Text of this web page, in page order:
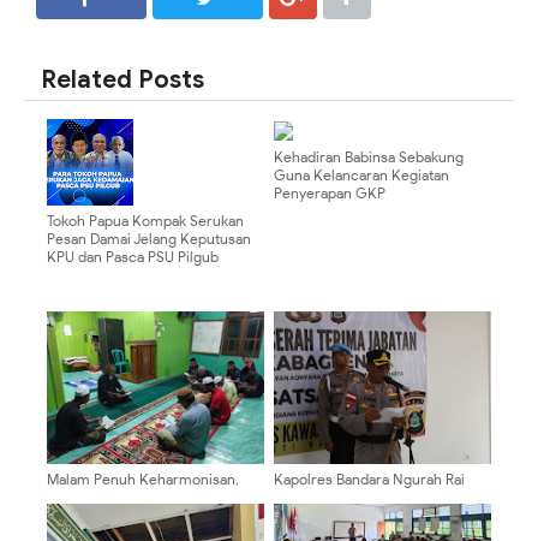
Related Posts
Tokoh Papua Kompak Serukan
Pesan Damai Jelang Keputusan
KPU dan Pasca PSU Pilgub
Kehadiran Babinsa Sebakung
Guna Kelancaran Kegiatan
Penyerapan GKP
Malam Penuh Keharmonisan,
127 Kodim 0903/Bulungan
Kapolres Bandara Ngurah Rai
Utama Polres Bandara